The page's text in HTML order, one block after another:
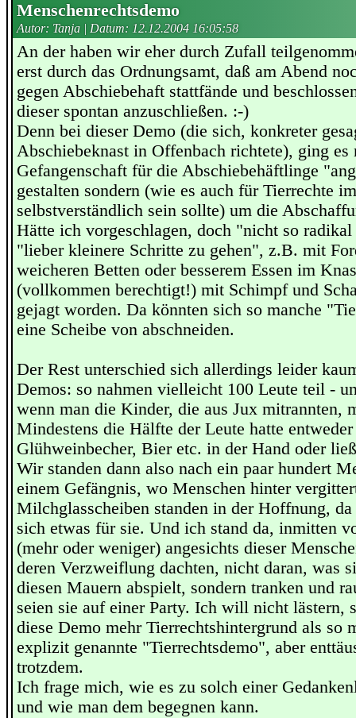
Menschenrechtsdemo
Autor: Tanja | Datum: 12.12.2004 16:05:58
An der haben wir eher durch Zufall
erst durch das Ordnungsamt, daß am Abend
gegen Abschiebehaft stattfände und
dieser spontan anzuschließen. :-)
Denn bei dieser Demo (die sich, konkreter
Abschiebeknast in Offenbach richtete), ging es
Gefangenschaft für die Abschiebehäftlinge
gestalten sondern (wie es auch für Tierrechte
selbstverständlich sein sollte) um die
Hätte ich vorgeschlagen, doch "nicht so
"lieber kleinere Schritte zu gehen", z.B. mit
weicheren Betten oder besserem Essen im
(vollkommen berechtigt!) mit Schimpf und
gejagt worden. Da könnten sich so manche
eine Scheibe von abschneiden.
Der Rest unterschied sich allerdings leider
Demos: so nahmen vielleicht 100 Leute teil -
wenn man die Kinder, die aus Jux mitrannten,
Mindestens die Hälfte der Leute hatte
Glühweinbecher, Bier etc. in der Hand oder
Wir standen dann also nach ein paar hundert
einem Gefängnis, wo Menschen hinter
Milchglasscheiben standen in der Hoffnung, da
sich etwas für sie. Und ich stand da, inmitten
(mehr oder weniger) angesichts dieser
deren Verzweiflung dachten, nicht daran, was
diesen Mauern abspielt, sondern tranken und
seien sie auf einer Party. Ich will nicht lästern,
diese Demo mehr Tierrechtshintergrund als so
explizit genannte "Tierrechtsdemo", aber
trotzdem.
Ich frage mich, wie es zu solch einer
und wie man dem begegnen kann.